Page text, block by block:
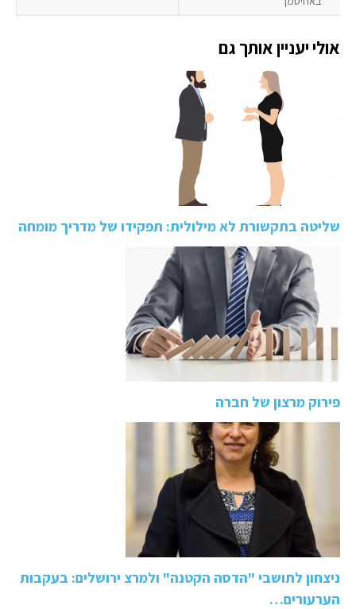
אולי יעניין אותך גם
שליטה בתקשורת לא מילולית: תפקידו של מדריך מומחה
פירוק מרצון של חברה
ניצחון לתושבי "הדסה הקטנה" ולמרצ ירושלים: בעקבות
הערעורים…